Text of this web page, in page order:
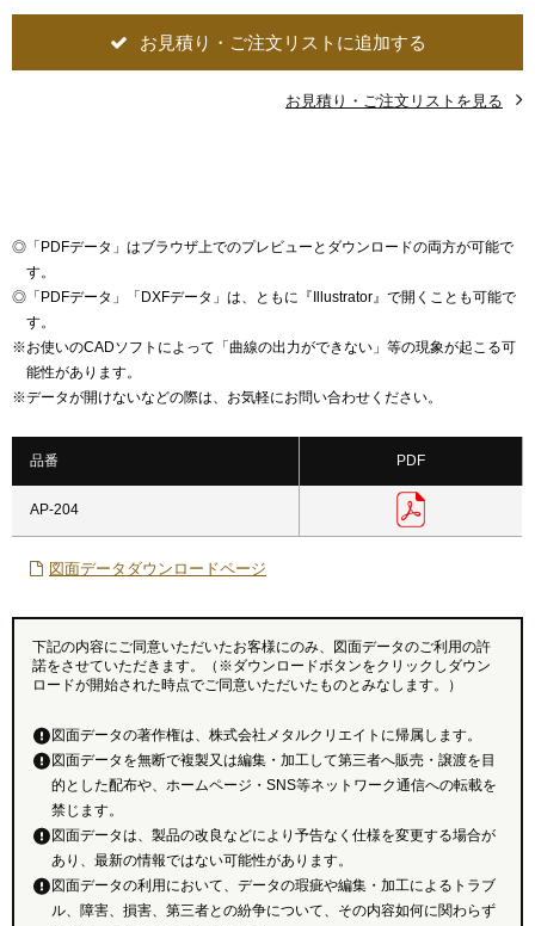
お見積り・ご注文リストに追加する
お見積り・ご注文リストを見る
◎ 「PDFデータ」はブラウザ上でのプレビューとダウンロードの両方が可能で
す。
◎ 「PDFデータ」「DXFデータ」は、ともに『Illustrator』で開くことも可能で
す。
※お使いのCADソフトによって「曲線の出力ができない」等の現象が起こる可
能性があります。
※データが開けないなどの際は、お気軽にお問い合わせください。
品番 PDF
AP-204
図面データダウンロードページ
下記の内容にご同意いただいたお客様にのみ、図面データのご利用の許
諾をさせていただきます。（※ダウンロードボタンをクリックしダウン
ロードが開始された時点でご同意いただいたものとみなします。）
図面データの著作権は、株式会社メタルクリエイトに帰属します。
図面データを無断で複製又は編集・加工して第三者へ販売・譲渡を目
的とした配布や、ホームページ・SNS等ネットワーク通信への転載を
禁じます。
図面データは、製品の改良などにより予告なく仕様を変更する場合が
あり、最新の情報ではない可能性があります。
図面データの利用において、データの瑕疵や編集・加工によるトラブ
ル、障害、損害、第三者との紛争について、その内容如何に関わらず